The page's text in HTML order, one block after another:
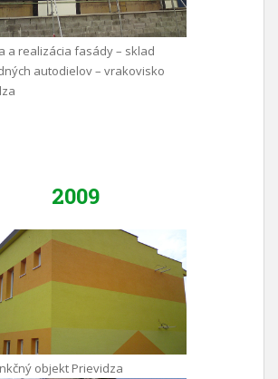
a realizácia fasády – sklad
autodielov – vrakovisko
2009
objekt Prievidza